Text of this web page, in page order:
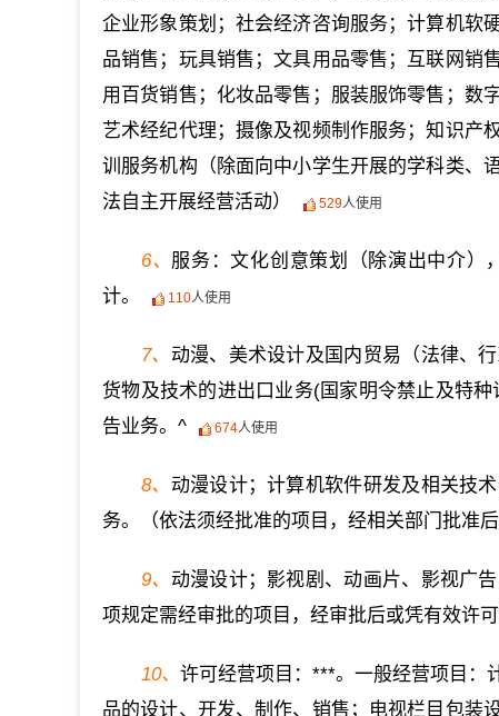
企业形象策划；社会经济咨询服务；计算机软
品销售；玩具销售；文具用品零售；互联网销
用百货销售；化妆品零售；服装服饰零售；数
艺术经纪代理；摄像及视频制作服务；知识产
训服务机构（除面向中小学生开展的学科类、
法自主开展经营活动）
529人使用
6、 服务：文化创意策划（除演出中介）
计。
110人使用
7、 动漫、美术设计及国内贸易（法律、
货物及技术的进出口业务(国家明令禁止及特
告业务。^
674人使用
8、 动漫设计；计算机软件研发及相关技
务。（依法须经批准的项目，经相关部门批准
9、 动漫设计；影视剧、动画片、影视广
项规定需经审批的项目，经审批后或凭有效许可
10、许可经营项目：***。一般经营项目：
品的设计、开发、制作、销售；电视栏目包装